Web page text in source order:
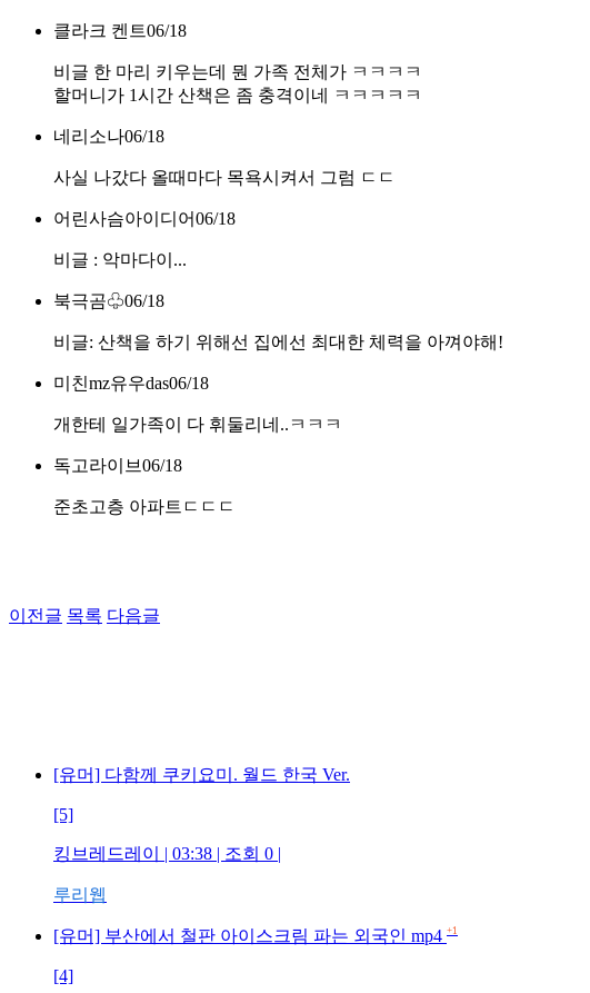
클라크 켄트06/18
비글 한 마리 키우는데 뭔 가족 전체가 ㅋㅋㅋㅋ
할머니가 1시간 산책은 좀 충격이네 ㅋㅋㅋㅋㅋ
네리소나06/18
사실 나갔다 올때마다 목욕시켜서 그럼 ㄷㄷ
어린사슴아이디어06/18
비글 : 악마다이...
북극곰♧06/18
비글: 산책을 하기 위해선 집에선 최대한 체력을 아껴야해!
미친mz유우das06/18
개한테 일가족이 다 휘둘리네..ㅋㅋㅋ
독고라이브06/18
준초고층 아파트ㄷㄷㄷ
이전글 목록 다음글
[유머] 다함께 쿠키요미. 월드 한국 Ver.
[5]
킹브레드레이 | 03:38 | 조회 0 |
루리웹
[유머] 부산에서 철판 아이스크림 파는 외국인 mp4 +1
[4]